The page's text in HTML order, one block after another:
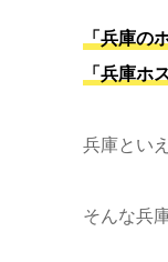
「兵庫の
「兵庫ホ
兵庫とい
そんな兵